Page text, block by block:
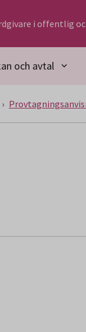
i offentlig
och avtal